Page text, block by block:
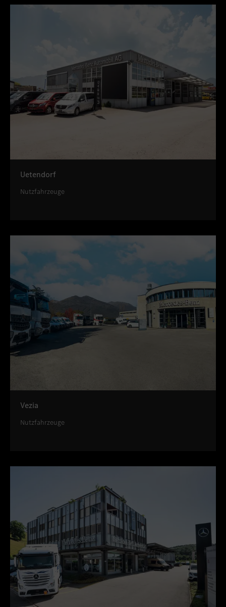
Uetendorf
Nutzfahrzeuge
Vezia
Nutzfahrzeuge